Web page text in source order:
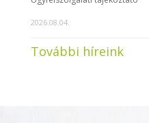
2026.08.04.
További híreink